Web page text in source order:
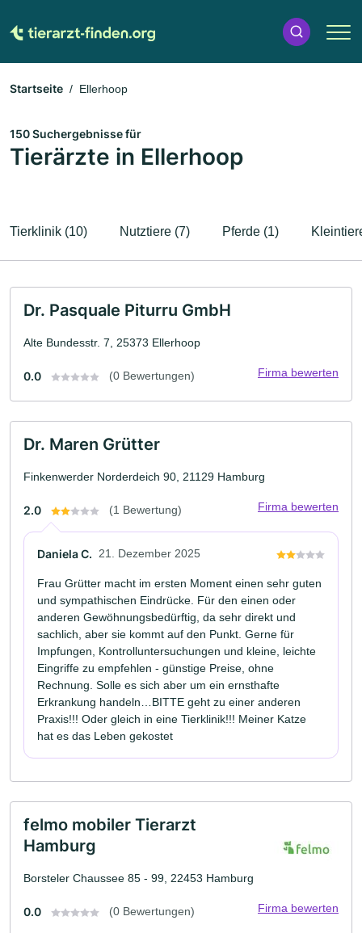
Startseite Ellerhoop
150 Suchergebnisse für
Tierärzte in Ellerhoop
Tierklinik (10) Nutztiere (7) Pferde (1)
Dr. Pasquale Piturru GmbH
Alte Bundesstr. 7, 25373 Ellerhoop
0.0 (0 Bewertungen) Firma bewerten
Dr. Maren Grütter
Finkenwerder Norderdeich 90, 21129 Hamburg
2.0 (1 Bewertung) Firma bewerten
Daniela C. 21. Dezember 2025
Frau Grütter macht im ersten Moment einen sehr guten
und sympathischen Eindrücke. Für den einen oder
anderen Gewöhnungsbedürftig, da sehr direkt und
sachlich, aber sie kommt auf den Punkt. Gerne für
Impfungen, Kontrolluntersuchungen und kleine, leichte
Eingriffe zu empfehlen - günstige Preise, ohne
Rechnung. Solle es sich aber um ein ernsthafte
Erkrankung handeln…BITTE geht zu einer anderen
Praxis!!! Oder gleich in eine Tierklinik!!! Meiner Katze
hat es das Leben gekostet
felmo mobiler Tierarzt
Hamburg
Borsteler Chaussee 85 - 99, 22453 Hamburg
0.0 (0 Bewertungen) Firma bewerten